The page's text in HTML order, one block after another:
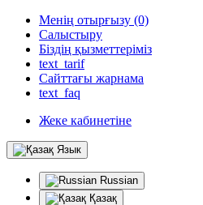
Менің отырғызу (0)
Салыстыру
Біздің қызметтеріміз
text_tarif
Сайттағы жарнама
text_faq
Жеке кабинетіне
Язык
Russian
Қазақ